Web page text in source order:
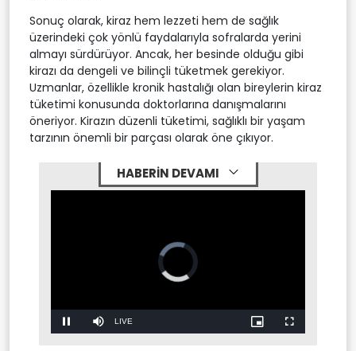
Sonuç olarak, kiraz hem lezzeti hem de sağlık
üzerindeki çok yönlü faydalarıyla sofralarda yerini
almayı sürdürüyor. Ancak, her besinde olduğu gibi
kirazı da dengeli ve bilinçli tüketmek gerekiyor.
Uzmanlar, özellikle kronik hastalığı olan bireylerin kiraz
tüketimi konusunda doktorlarına danışmalarını
öneriyor. Kirazın düzenli tüketimi, sağlıklı bir yaşam
tarzının önemli bir parçası olarak öne çıkıyor.
HABERİN DEVAMI
Pause Mute Stream
LIVE
Picture-
in-
Fullscreen